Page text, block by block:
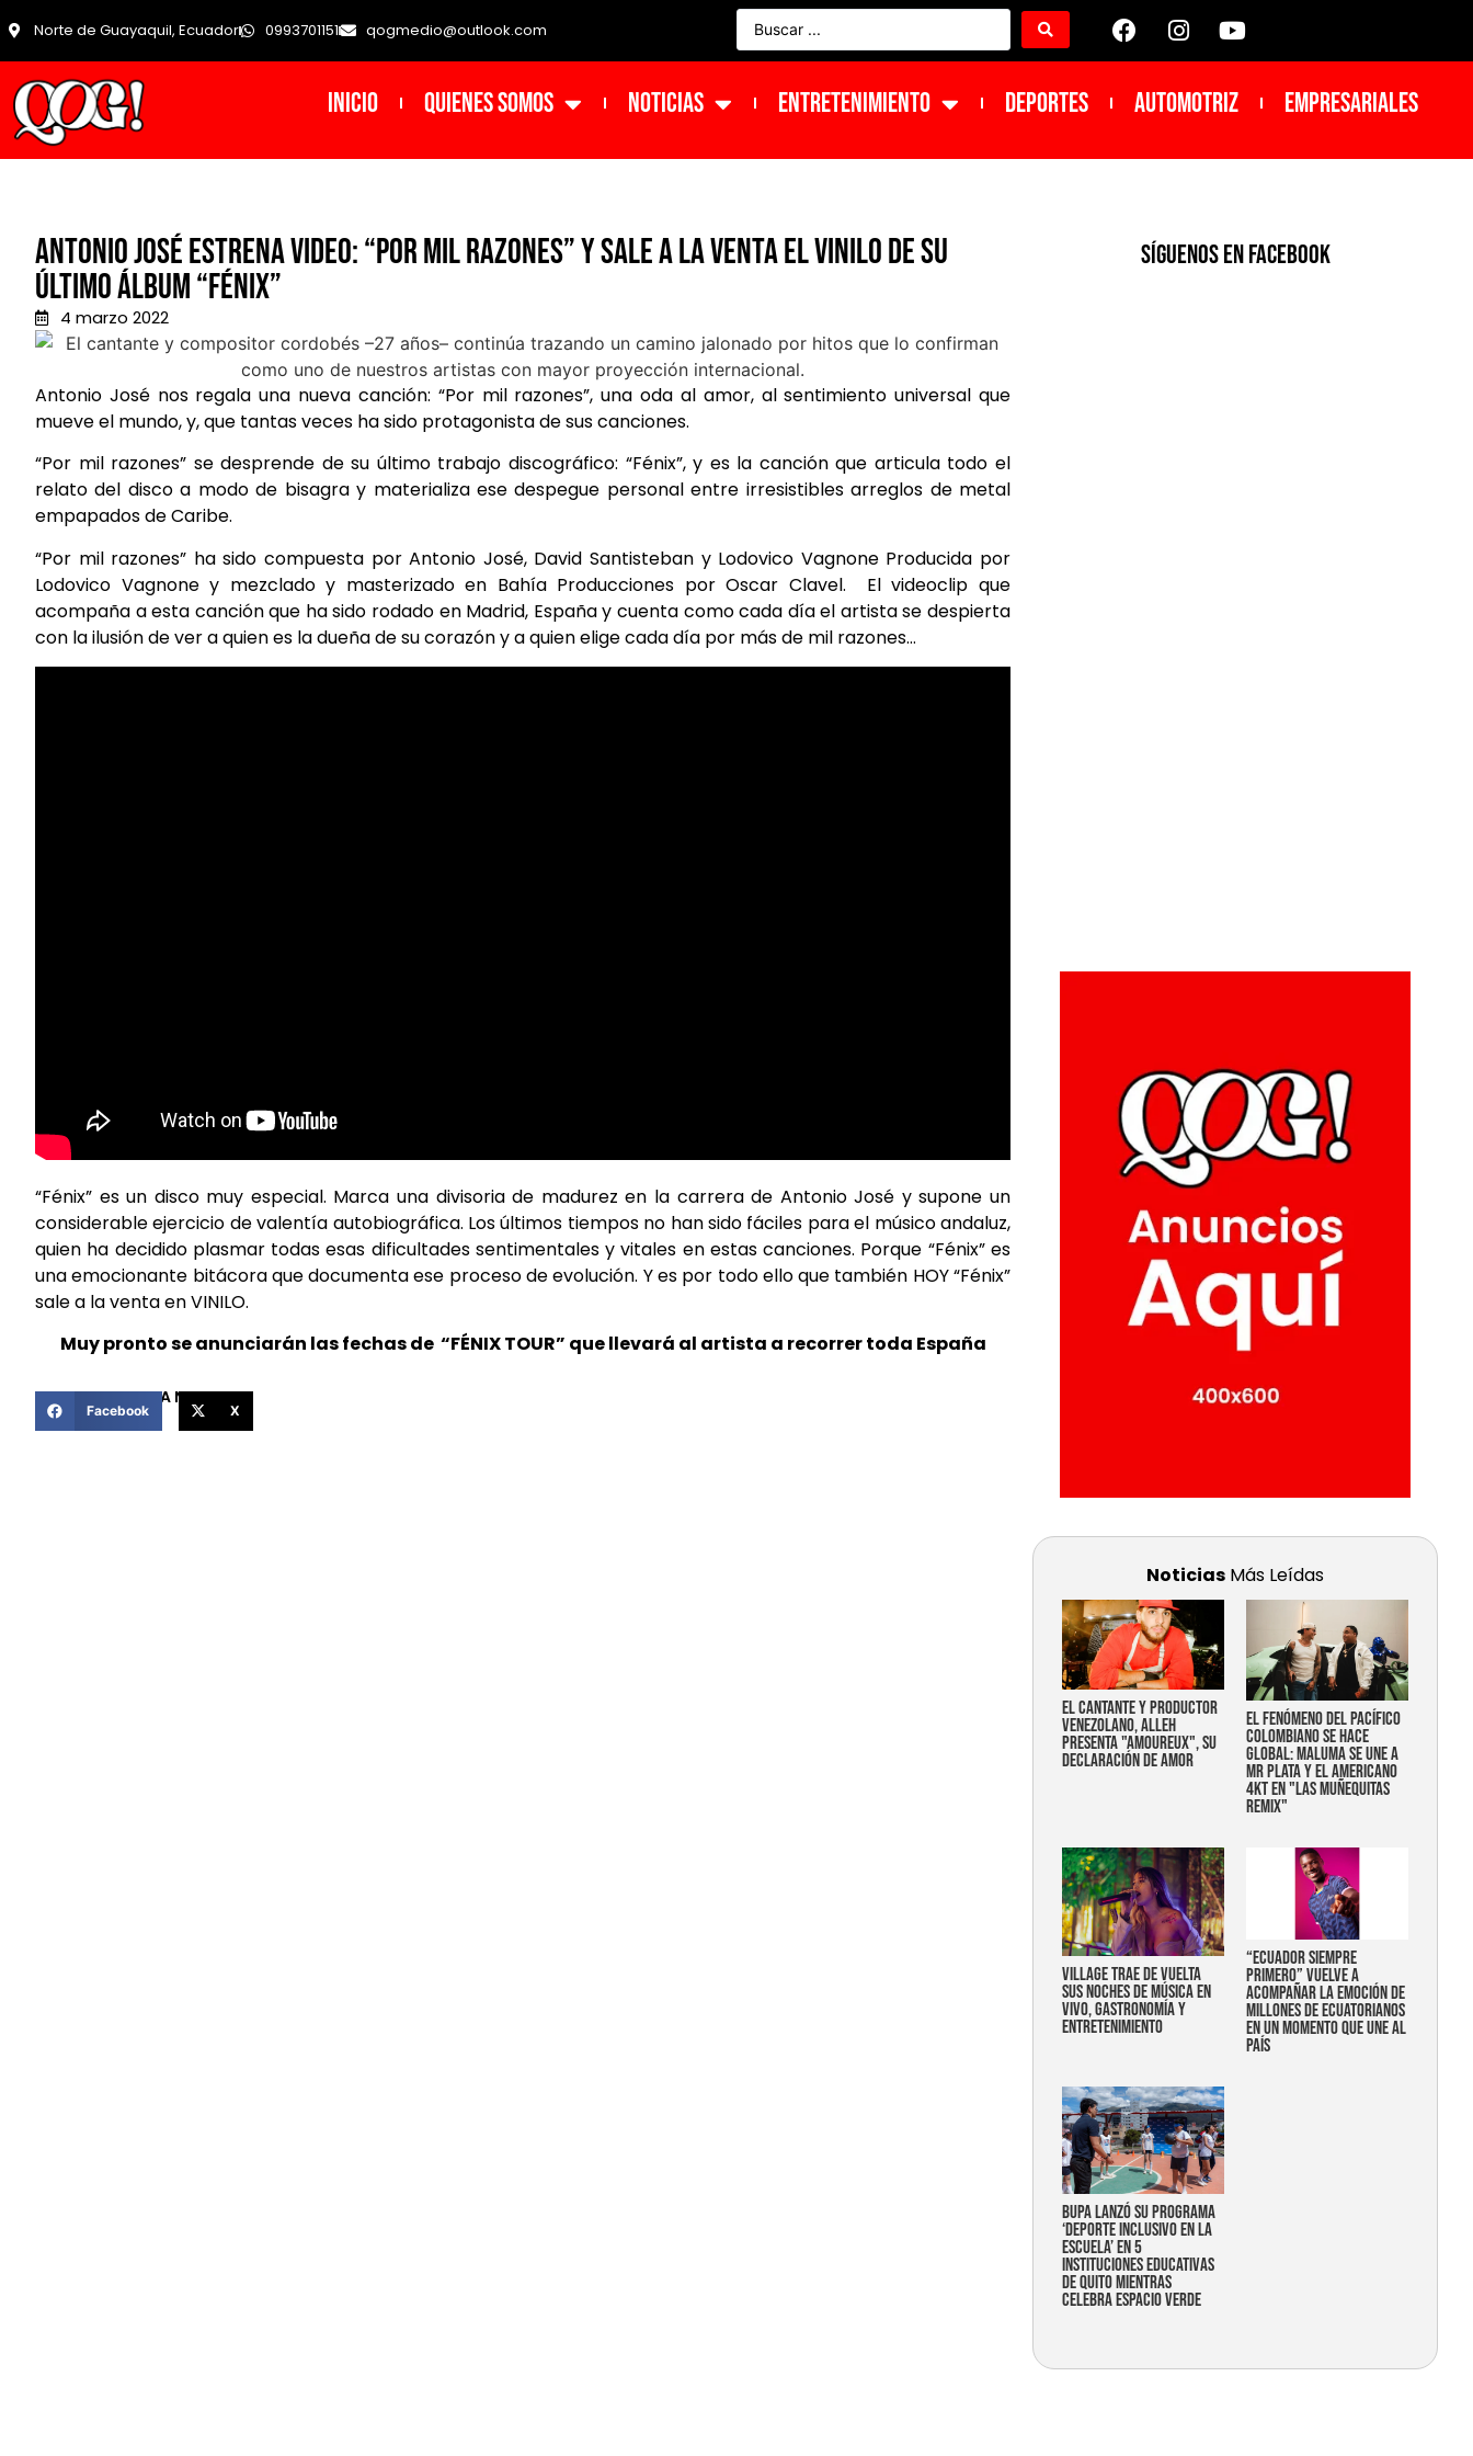
Norte de Guayaquil, Ecuador 0993701151 qogmedio@outlook.com
INICIO Quienes Somos NOTICIAS ENTRETENIMIENTO DEPORTES Automotriz Empresariales
Antonio José estrena video: “Por Mil Razones” y sale a la venta el vinilo de su
último álbum “Fénix”
4 marzo 2022
Antonio José nos regala una nueva canción: “Por mil razones”, una oda al amor, al sentimiento universal que
mueve el mundo, y, que tantas veces ha sido protagonista de sus canciones.
“Por mil razones” se desprende de su último trabajo discográfico: “Fénix”, y es la canción que articula todo el
relato del disco a modo de bisagra y materializa ese despegue personal entre irresistibles arreglos de metal
empapados de Caribe.
“Por mil razones” ha sido compuesta por Antonio José, David Santisteban y Lodovico Vagnone Producida por
Lodovico Vagnone y mezclado y masterizado en Bahía Producciones por Oscar Clavel. El videoclip que
acompaña a esta canción que ha sido rodado en Madrid, España y cuenta como cada día el artista se despierta
con la ilusión de ver a quien es la dueña de su corazón y a quien elige cada día por más de mil razones…
“Fénix” es un disco muy especial. Marca una divisoria de madurez en la carrera de Antonio José y supone un
considerable ejercicio de valentía autobiográfica. Los últimos tiempos no han sido fáciles para el músico andaluz,
quien ha decidido plasmar todas esas dificultades sentimentales y vitales en estas canciones. Porque “Fénix” es
una emocionante bitácora que documenta ese proceso de evolución. Y es por todo ello que también HOY “Fénix”
sale a la venta en VINILO.
Muy pronto se anunciarán las fechas de “FÉNIX TOUR” que llevará al artista a recorrer toda España
COMPARTIR ESTA NOTICIA
Facebook X
SíGUENOS EN FACEBOOK
Noticias Más Leídas
EL CANTANTE Y PRODUCTOR
VENEZOLANO, ALLEH
PRESENTA "AMOUREUX", SU
DECLARACIÓN DE AMOR
EL FENÓMENO DEL PACÍFICO
COLOMBIANO SE HACE
GLOBAL: MALUMA SE UNE A
MR PLATA Y EL AMERICANO
4KT EN "LAS MUÑEQUITAS
REMIX"
Village trae de vuelta
sus noches de música en
vivo, gastronomía y
entretenimiento
“Ecuador siempre
primero” vuelve a
acompañar la emoción de
millones de ecuatorianos
en un momento que une al
país
Bupa lanzó su programa
‘Deporte Inclusivo en la
Escuela’ en 5
instituciones educativas
de Quito mientras
celebra espacio verde